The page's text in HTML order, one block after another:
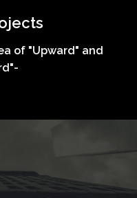
of "Upward" and